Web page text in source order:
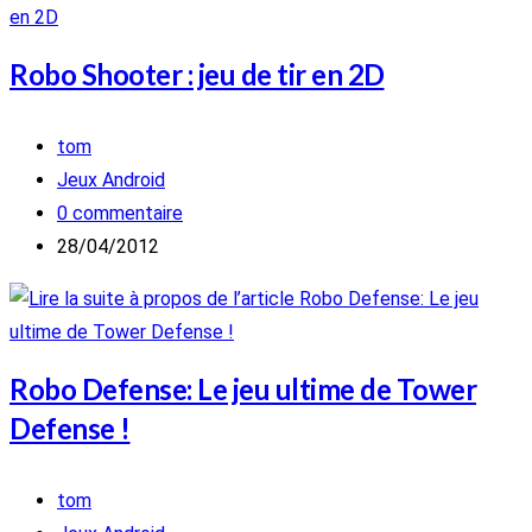
Robo Shooter : jeu de tir en 2D
Auteur/autrice
de
la
publication :
tom
Post
category:
Jeux Android
Commentaires
de
publication :
0 commentaire
Publication
28/04/2012
Robo Defense: Le jeu ultime de Tower
Defense !
Auteur/autrice
tom